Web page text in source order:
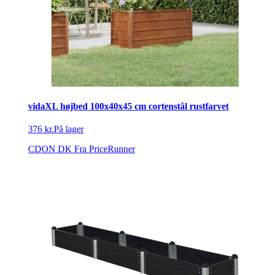
vidaXL højbed 100x40x45 cm cortenstål rustfarvet
376 kr.På lager
CDON DK Fra PriceRunner